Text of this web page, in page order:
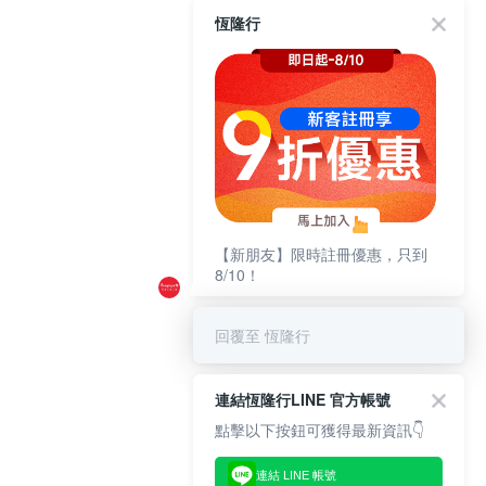
恆隆行
【新朋友】限時註冊優惠，只到
8/10！
回覆至 恆隆行
連結恆隆行LINE 官方帳號
點擊以下按鈕可獲得最新資訊👇
連結 LINE 帳號